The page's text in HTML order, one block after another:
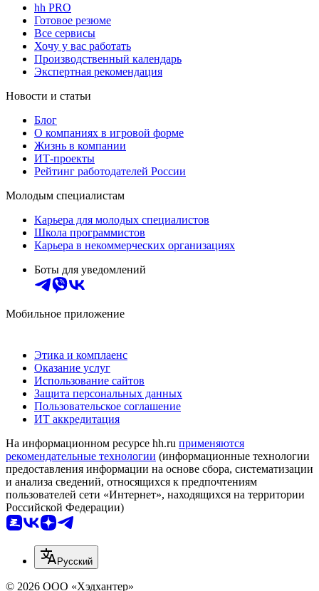
hh PRO
Готовое резюме
Все сервисы
Хочу у вас работать
Производственный календарь
Экспертная рекомендация
Новости и статьи
Блог
О компаниях в игровой форме
Жизнь в компании
ИТ-проекты
Рейтинг работодателей России
Молодым специалистам
Карьера для молодых специалистов
Школа программистов
Карьера в некоммерческих организациях
Боты для уведомлений
Мобильное приложение
Этика и комплаенс
Оказание услуг
Использование сайтов
Защита персональных данных
Пользовательское соглашение
ИТ аккредитация
На информационном ресурсе hh.ru применяются
рекомендательные технологии (информационные технологии
предоставления информации на основе сбора, систематизации
и анализа сведений, относящихся к предпочтениям
пользователей сети «Интернет», находящихся на территории
Российской Федерации)
Русский
© 2026 ООО «Хэдхантер»